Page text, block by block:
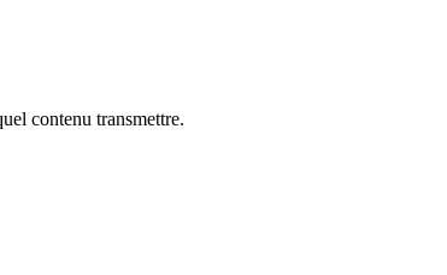
contenu transmettre.